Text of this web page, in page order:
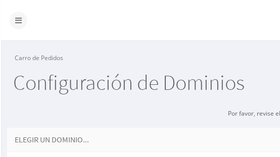
Alternar
Carro de Pedidos
Configuración de Dominios
Por favor, revise
ELEGIR UN DOMINIO...